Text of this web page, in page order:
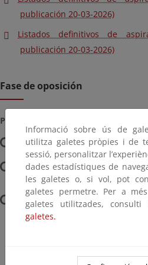
publicación 20-03-2026)
Listados definitivos de
publicación 20-03-2026)
Fase de oposición
Primer ejercicio:
Fecha: 30 de mayo de 2026
Horario : 9:00 horas, hora
insular canaria).
Lugares:
BADAJOZ: Universidad
Ingenierías Industriales.
ILLES BALEARS:
Informació sobre ús de
utilitza galetes pròpies i de
sessió, personalitzar
dades estadístiques de
les galetes o, si vol, pot
galetes permetre. Per a
galetes utilitzades,
galetes.